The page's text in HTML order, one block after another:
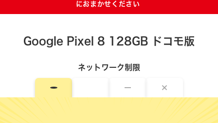
におまかせください
Google Pixel 8 128GB ドコモ版
ネットワーク制限